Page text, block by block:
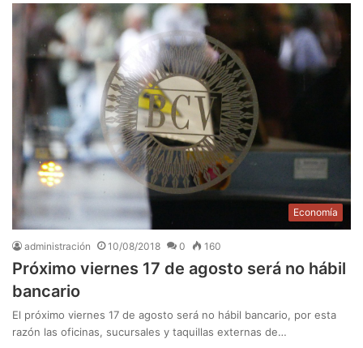
Economía
administración 10/08/2018 0 160
Próximo viernes 17 de agosto será no hábil
bancario
El próximo viernes 17 de agosto será no hábil bancario, por esta
razón las oficinas, sucursales y taquillas externas de…